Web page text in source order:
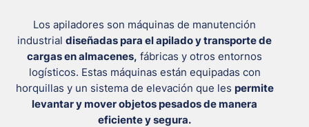
Los apiladores son máquinas de manutención
industrialdiseñadas para el apilado y transporte de
cargas en almacenes, fábricas y otros entornos
logísticos. Estas máquinas están equipadas con
horquillas y un sistema de elevación que les permite
levantar y mover objetos pesados de manera
eficiente y segura.